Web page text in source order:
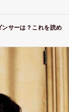
サーは？これを読め